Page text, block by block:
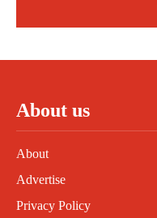
About us
About
Advertise
Privacy Policy